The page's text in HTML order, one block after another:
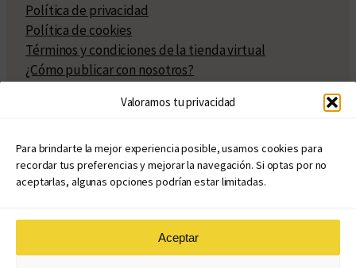
Valoramos tu privacidad
Para brindarte la mejor experiencia posible, usamos cookies para
recordar tus preferencias y mejorar la navegación. Si optas por no
aceptarlas, algunas opciones podrían estar limitadas.
Aceptar
Política de privacidad
Política de cookies
Términos y condiciones de la tienda virtual
¿Cómo publicar con nosotros?
Políticas de publicación
Políticas de coedición
Atribuciones